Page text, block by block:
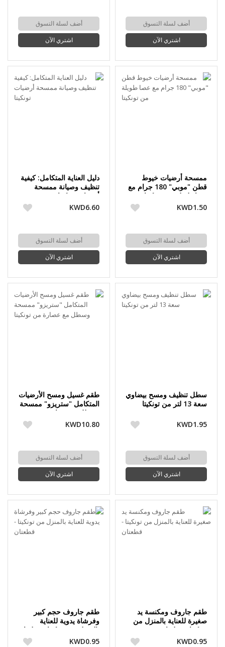
أضف لسلة التسوق
اشتري الآن
أضف لسلة التسوق
اشتري الآن
ممسحة أرضيات خيوط
قطن "موبي" 180 جرام مع
عصا طويلة من تونكيتا
KWD1.50
أضف لسلة التسوق
اشتري الآن
دليل العناية المتكامل: كيفية
تنظيف وصيانة ممسحة
أرضيات تونكيتا
KWD6.60
أضف لسلة التسوق
اشتري الآن
سطل تنظيف ومسح بيضاوي
سعة 13 لتر من تونكيتا
KWD1.95
أضف لسلة التسوق
اشتري الآن
طقم غسيل ومسح الأرضيات
المتكامل "ستريزو" ممسحة
وسطل مع عصارة من
تونكيتا
KWD10.80
أضف لسلة التسوق
اشتري الآن
طقم جاروف ومكنسة يد
صغيرة للعناية بالمنزل من
تونكيتا - قطعتان
KWD0.95
طقم جاروف حجم كبير
وفرشاة يدوية للعناية
بالمنزل من تونكيتا - قطعتان
KWD0.95